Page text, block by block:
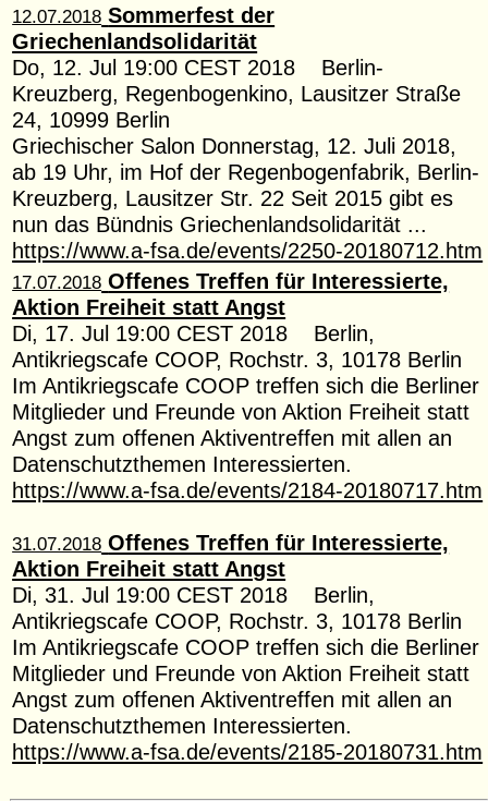
12.07.2018 Sommerfest der
Griechenlandsolidarität
Do, 12. Jul 19:00 CEST 2018 Berlin-
Kreuzberg, Regenbogenkino, Lausitzer Straße
24, 10999 Berlin
Griechischer Salon Donnerstag, 12. Juli 2018,
ab 19 Uhr, im Hof der Regenbogenfabrik, Berlin-
Kreuzberg, Lausitzer Str. 22 Seit 2015 gibt es
nun das Bündnis Griechenlandsolidarität ...
https://www.a-fsa.de/events/2250-20180712.htm
17.07.2018 Offenes Treffen für Interessierte,
Aktion Freiheit statt Angst
Di, 17. Jul 19:00 CEST 2018 Berlin,
Antikriegscafe COOP, Rochstr. 3, 10178 Berlin
Im Antikriegscafe COOP treffen sich die Berliner
Mitglieder und Freunde von Aktion Freiheit statt
Angst zum offenen Aktiventreffen mit allen an
Datenschutzthemen Interessierten.
https://www.a-fsa.de/events/2184-20180717.htm
31.07.2018 Offenes Treffen für Interessierte,
Aktion Freiheit statt Angst
Di, 31. Jul 19:00 CEST 2018 Berlin,
Antikriegscafe COOP, Rochstr. 3, 10178 Berlin
Im Antikriegscafe COOP treffen sich die Berliner
Mitglieder und Freunde von Aktion Freiheit statt
Angst zum offenen Aktiventreffen mit allen an
Datenschutzthemen Interessierten.
https://www.a-fsa.de/events/2185-20180731.htm